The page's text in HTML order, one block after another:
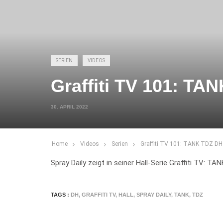
SERIEN VIDEOS
Graffiti TV 101:
30. APRIL 2022
Home Videos Serien Graffiti TV 101: TANK TDZ DH
Spray Daily zeigt in seiner Hall-Serie Graffiti TV:
TAGS : DH, GRAFFITI TV, HALL , SPRAY DAILY, TANK, TDZ